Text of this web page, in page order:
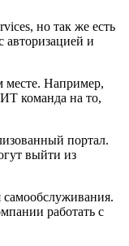
но так же есть
авторизацией и
месте. Например,
команда на то,
портал.
выйти из
работать с